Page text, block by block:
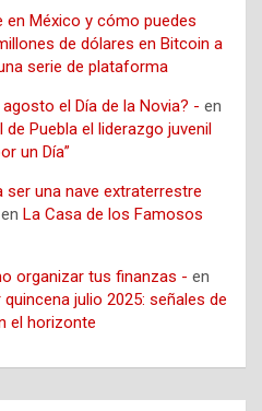
en México y cómo puedes
de dólares en Bitcoin a
serie de plataforma
el Día de la Novia? - en
Puebla el liderazgo juvenil
un Día”
ser una nave extraterrestre
en La Casa de los Famosos
organizar tus finanzas - en
julio 2025: señales de
el horizonte